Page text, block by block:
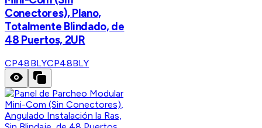
Conectores), Plano,
Totalmente Blindado, de
48 Puertos, 2UR
CP48BLYCP48BLY